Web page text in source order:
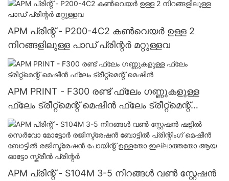
APM പ്രിന്റ് - P200-4C2 കൺവെയർ ഉള്ള 2
നിറങ്ങളിലുള്ള പാഡ് പ്രിന്റർ മറ്റുള്ളവ
APM PRINT - F300 രണ്ട് ഫ്ലേം ഗണ്ണുകളുള്ള
ഫ്ലേം ട്രീറ്റ്മെന്റ് മെഷീൻ ഫ്ലേം ട്രീറ്റ്മെന്റ്
മെഷീൻ
APM പ്രിന്റ് - S104M 3-5 നിറങ്ങൾ വൺ സ്റ്റേഷൻ